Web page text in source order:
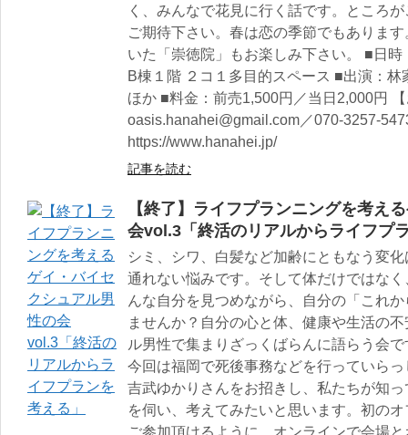
く、みんなで花見に行く話です。ところ
ご期待下さい。春は恋の季節でもありま
いた「崇徳院」もお楽しみ下さい。 ■日
B棟１階 ２コ１多目的スペース ■出演：
ほか ■料金：前売1,500円／当日2,000円
oasis.hanahei@gmail.com／070-3257-
https://www.hanahei.jp/
記事を読む
【終了】ライフプランニングを考え
会vol.3「終活のリアルからライフプ
シミ、シワ、白髪など加齢にともなう変
通れない悩みです。そして体だけではな
んな自分を見つめながら、自分の「これ
ませんか？自分の心と体、健康や生活の
ル男性で集まりざっくばらんに語らう会で
今回は福岡で死後事務などを行っていら
吉武ゆかりさんをお招きし、私たちが知
を伺い、考えてみたいと思います。初の
ご参加頂けるように、オンラインで会場